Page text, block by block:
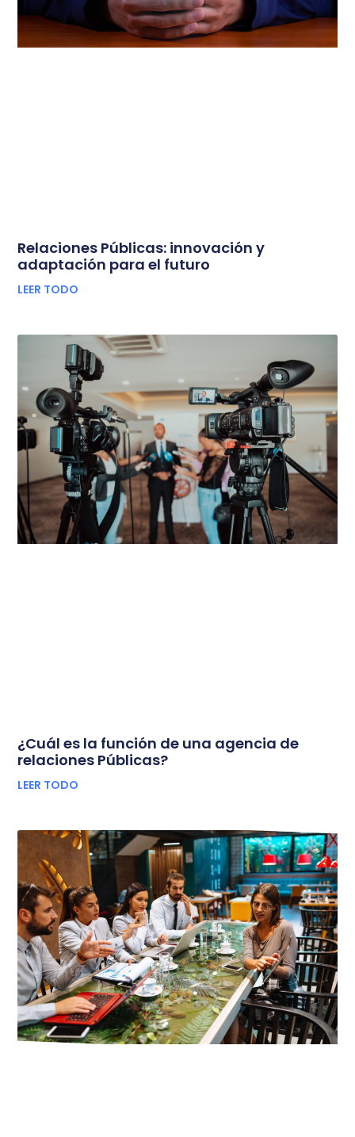
Relaciones Públicas: innovación y
adaptación para el futuro
LEER TODO
¿Cuál es la función de una agencia de
relaciones Públicas?
LEER TODO